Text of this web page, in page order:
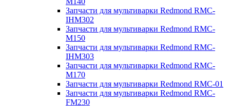
Запчасти для мультиварки Redmond RMC-
IHM302
Запчасти для мультиварки Redmond RMC-
M150
Запчасти для мультиварки Redmond RMC-
IHM303
Запчасти для мультиварки Redmond RMC-
M170
Запчасти для мультиварки Redmond RMC-01
Запчасти для мультиварки Redmond RMC-
FM230